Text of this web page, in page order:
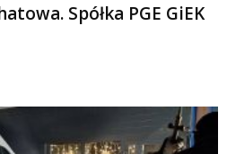
Spółka PGE GiEK